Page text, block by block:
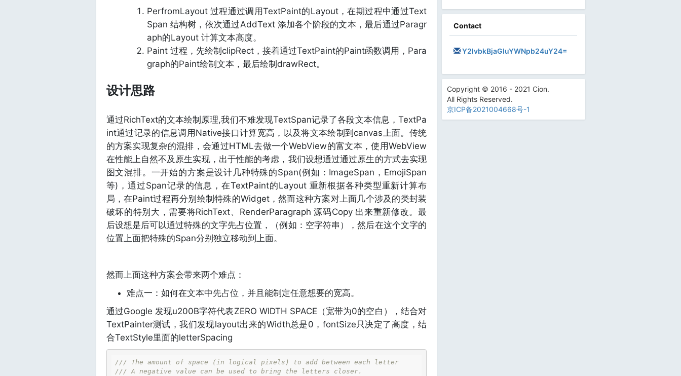
PerfromLayout 过程通过调用TextPaint的Layout，在期过程中通过Text
Span 结构树，依次通过AddText 添加各个阶段的文本，最后通过Paragr
aph的Layout 计算文本高度。
Paint 过程，先绘制clipRect，接着通过TextPaint的Paint函数调用，Para
graph的Paint绘制文本，最后绘制drawRect。
设计思路
通过RichText的文本绘制原理,我们不难发现TextSpan记录了各段文本信息，TextPa
int通过记录的信息调用Native接口计算宽高，以及将文本绘制到canvas上面。传统
的方案实现复杂的混排，会通过HTML去做一个WebView的富文本，使用WebView
在性能上自然不及原生实现，出于性能的考虑，我们设想通过通过原生的方式去实现
图文混排。一开始的方案是设计几种特殊的Span(例如：ImageSpan，EmojiSpan
等)，通过Span记录的信息，在TextPaint的Layout 重新根据各种类型重新计算布
局，在Paint过程再分别绘制特殊的Widget，然而这种方案对上面几个涉及的类封装
破坏的特别大，需要将RichText、RenderParagraph 源码Copy 出来重新修改。最
后设想是后可以通过特殊的文字先占位置，（例如：空字符串），然后在这个文字的
位置上面把特殊的Span分别独立移动到上面。
然而上面这种方案会带来两个难点：
难点一：如何在文本中先占位，并且能制定任意想要的宽高。
通过Google 发现u200B字符代表ZERO WIDTH SPACE（宽带为0的空白），结合对
TextPainter测试，我们发现layout出来的Width总是0，fontSize只决定了高度，结
合TextStyle里面的letterSpacing
/// The amount of space (in logical pixels) to add between each letter
/// A negative value can be used to bring the letters closer.
Contact
Y2lvbkBjaGluYWNpb24uY24=
Copyright © 2016 - 2021 Cion.
All Rights Reserved.
京ICP备2021004668号-1